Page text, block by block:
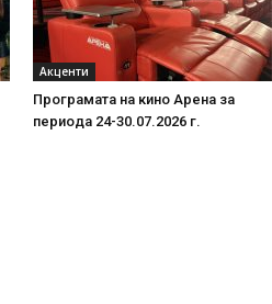
Акценти
Програмата на кино Арена за
периода 24-30.07.2026 г.